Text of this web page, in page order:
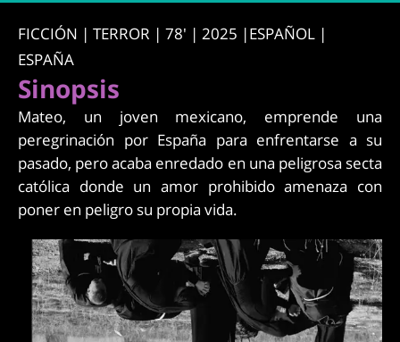
FICCIÓN | TERROR | 78' | 2025 |ESPAÑOL |
ESPAÑA
Sinopsis
Mateo, un joven mexicano, emprende una
peregrinación por España para enfrentarse a su
pasado, pero acaba enredado en una peligrosa secta
católica donde un amor prohibido amenaza con
poner en peligro su propia vida.